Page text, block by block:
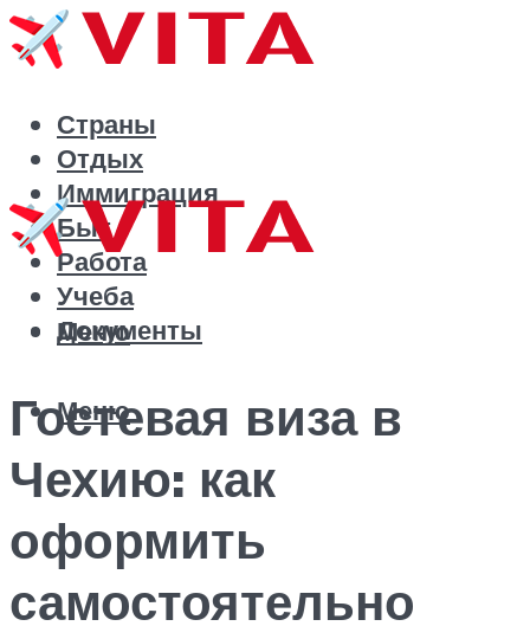
Страны
Отдых
Иммиграция
Быт
Работа
Учеба
Документы
Меню
Меню
Гостевая виза в
Чехию: как
оформить
самостоятельно